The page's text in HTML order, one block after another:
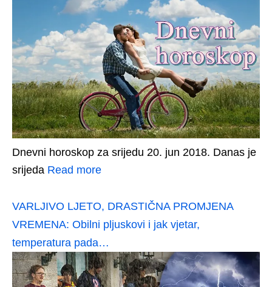
Dnevni horoskop za srijedu 20. jun 2018. Danas je
srijeda Read more
VARLJIVO LJETO, DRASTIČNA PROMJENA
VREMENA: Obilni pljuskovi i jak vjetar,
temperatura pada…